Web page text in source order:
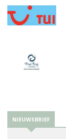
NIEUWSBRIEF